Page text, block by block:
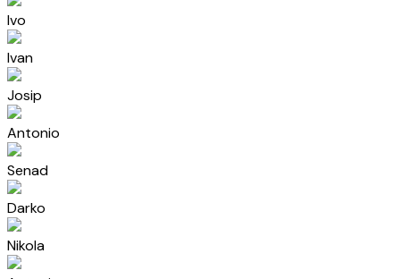
Ivo
Ivan
Josip
Antonio
Senad
Darko
Nikola